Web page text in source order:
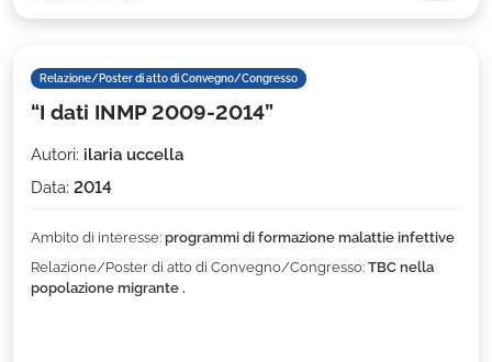
Relazione/Poster di atto di Convegno/Congresso
“I dati INMP 2009-2014”
Autori: ilaria uccella
Data: 2014
Ambito di interesse: programmi di formazione malattie infettive
Relazione/Poster di atto di Convegno/Congresso: TBC nella
popolazione migrante .